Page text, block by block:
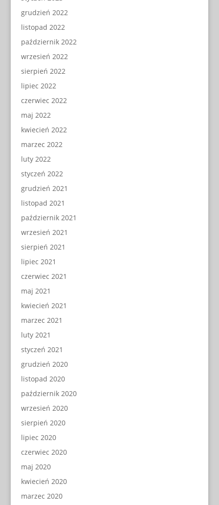
grudzień 2022
listopad 2022
październik 2022
wrzesień 2022
sierpień 2022
lipiec 2022
czerwiec 2022
maj 2022
kwiecień 2022
marzec 2022
luty 2022
styczeń 2022
grudzień 2021
listopad 2021
październik 2021
wrzesień 2021
sierpień 2021
lipiec 2021
czerwiec 2021
maj 2021
kwiecień 2021
marzec 2021
luty 2021
styczeń 2021
grudzień 2020
listopad 2020
październik 2020
wrzesień 2020
sierpień 2020
lipiec 2020
czerwiec 2020
maj 2020
kwiecień 2020
marzec 2020